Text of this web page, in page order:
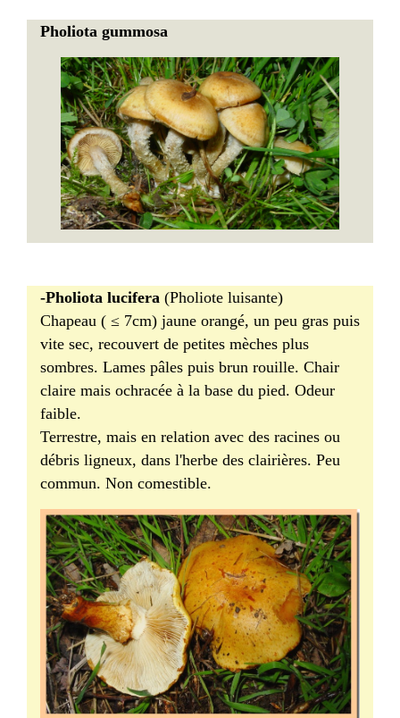
Pholiota gummosa
-Pholiota lucifera (Pholiote luisante)
Chapeau ( ≤ 7cm) jaune orangé, un peu gras puis
vite sec, recouvert de petites mèches plus
sombres. Lames pâles puis brun rouille. Chair
claire mais ochracée à la base du pied. Odeur
faible.
Terrestre, mais en relation avec des racines ou
débris ligneux, dans l'herbe des clairières. Peu
commun. Non comestible.